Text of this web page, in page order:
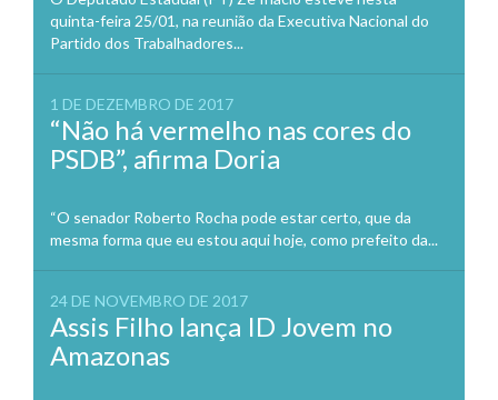
quinta-feira 25/01, na reunião da Executiva Nacional do
Partido dos Trabalhadores...
1 DE DEZEMBRO DE 2017
“Não há vermelho nas cores do
PSDB”, afirma Doria
“O senador Roberto Rocha pode estar certo, que da
mesma forma que eu estou aqui hoje, como prefeito da...
24 DE NOVEMBRO DE 2017
Assis Filho lança ID Jovem no
Amazonas